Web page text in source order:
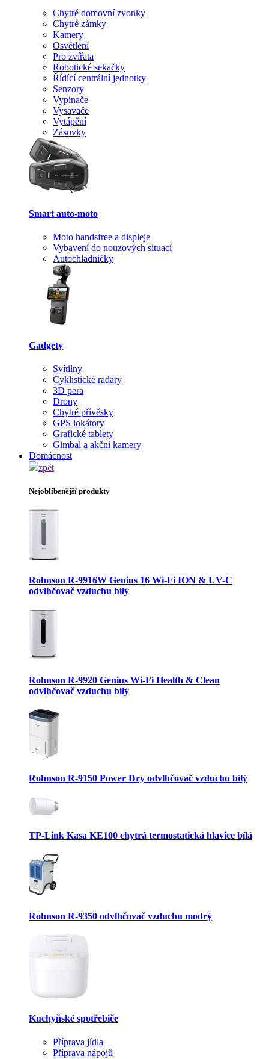
Chytré domovní zvonky
Chytré zámky
Kamery
Osvětlení
Pro zvířata
Robotické sekačky
Řídící centrální jednotky
Senzory
Vypínače
Vysavače
Vytápění
Zásuvky
Smart auto-moto
Moto handsfree a displeje
Vybavení do nouzových situací
Autochladničky
Gadgety
Svítilny
Cyklistické radary
3D pera
Drony
Chytré přívěsky
GPS lokátory
Grafické tablety
Gimbal a akční kamery
Domácnost
zpět
Nejoblíbenější produkty
Rohnson R-9916W Genius 16 Wi-Fi ION & UV-C
odvlhčovač vzduchu bílý
Rohnson R-9920 Genius Wi-Fi Health & Clean
odvlhčovač vzduchu bílý
Rohnson R-9150 Power Dry odvlhčovač vzduchu bílý
TP-Link Kasa KE100 chytrá termostatická hlavice bílá
Rohnson R-9350 odvlhčovač vzduchu modrý
Kuchyňské spotřebiče
Příprava jídla
Příprava nápojů